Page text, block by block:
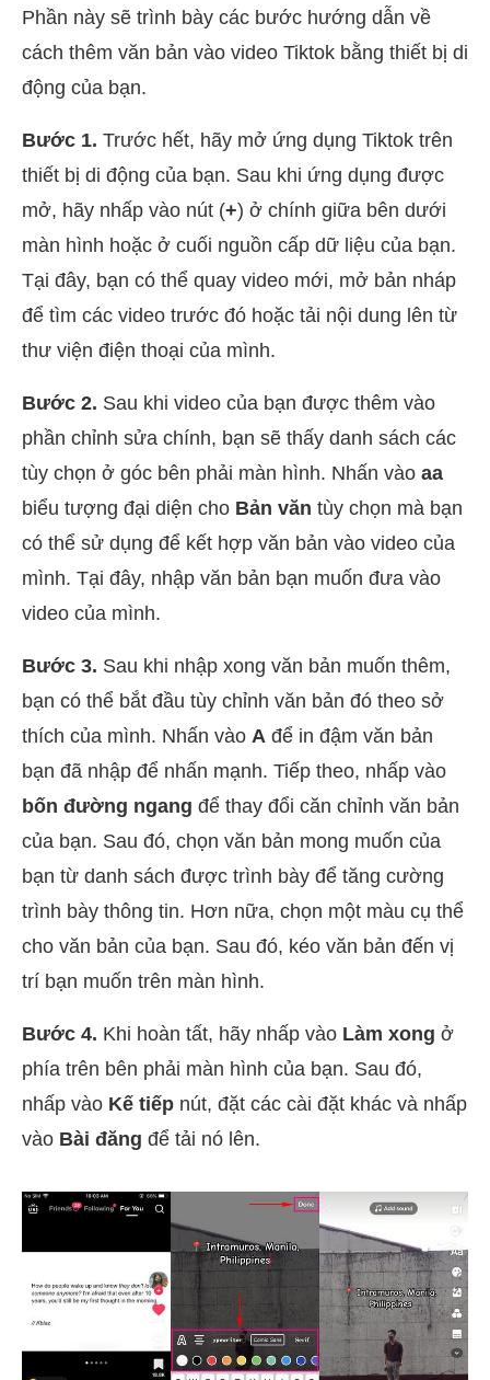
Phần này sẽ trình bày các bước hướng dẫn về
cách thêm văn bản vào video Tiktok bằng thiết bị di
động của bạn.
Bước 1. Trước hết, hãy mở ứng dụng Tiktok trên
thiết bị di động của bạn. Sau khi ứng dụng được
mở, hãy nhấp vào nút (+) ở chính giữa bên dưới
màn hình hoặc ở cuối nguồn cấp dữ liệu của bạn.
Tại đây, bạn có thể quay video mới, mở bản nháp
để tìm các video trước đó hoặc tải nội dung lên từ
thư viện điện thoại của mình.
Bước 2. Sau khi video của bạn được thêm vào
phần chỉnh sửa chính, bạn sẽ thấy danh sách các
tùy chọn ở góc bên phải màn hình. Nhấn vào aa
biểu tượng đại diện cho Bản văn tùy chọn mà bạn
có thể sử dụng để kết hợp văn bản vào video của
mình. Tại đây, nhập văn bản bạn muốn đưa vào
video của mình.
Bước 3. Sau khi nhập xong văn bản muốn thêm,
bạn có thể bắt đầu tùy chỉnh văn bản đó theo sở
thích của mình. Nhấn vào A để in đậm văn bản
bạn đã nhập để nhấn mạnh. Tiếp theo, nhấp vào
bốn đường ngang để thay đổi căn chỉnh văn bản
của bạn. Sau đó, chọn văn bản mong muốn của
bạn từ danh sách được trình bày để tăng cường
trình bày thông tin. Hơn nữa, chọn một màu cụ thể
cho văn bản của bạn. Sau đó, kéo văn bản đến vị
trí bạn muốn trên màn hình.
Bước 4. Khi hoàn tất, hãy nhấp vào Làm xong ở
phía trên bên phải màn hình của bạn. Sau đó,
nhấp vào Kế tiếp nút, đặt các cài đặt khác và nhấp
vào Bài đăng để tải nó lên.